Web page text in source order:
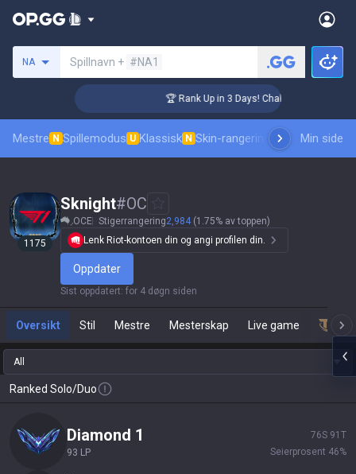
NA Spillnavn + #NA1
🏆 Rank Up in 3 Days! Challenger Coaching
Mestre N Spillemodus U Klassisk N Skin-rangeringRangeringer
Min side
1175
Sknight#OC
OCE Stigerrangering2,984 (1.75% av toppen)
Lenk Riot-kontoen din og angi profilen din.
Oppdater
Sist oppdatert: for 4 døgn siden
Oversikt Stil Mestre Mesterskap Live game
All
Ranked Solo/Duo
diamond 1
93 LP
76S 91 T
Seierprosent 46%